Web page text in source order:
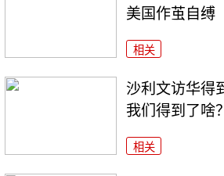
美国作茧自缚
相关
沙利文访华得
我们得到了啥？
相关